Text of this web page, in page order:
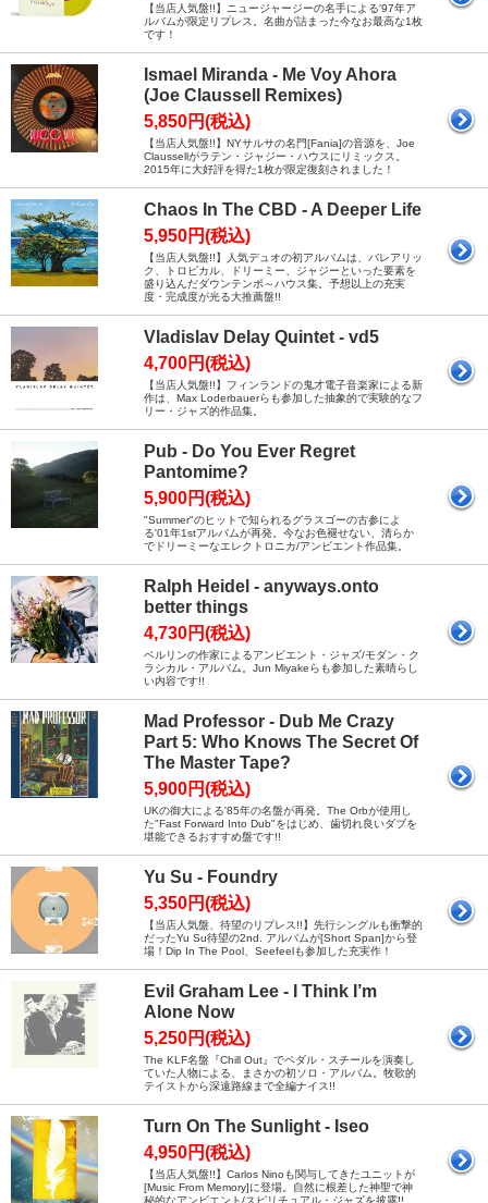
【当店人気盤!!】ニュージャージーの名手による'97年ア
ルバムが限定リプレス。名曲が詰まった今なお最高な1枚
です！
Ismael Miranda - Me Voy Ahora
(Joe Claussell Remixes)
5,850円(税込)
【当店人気盤!!】NYサルサの名門[Fania]の音源を、Joe
Claussellがラテン・ジャジー・ハウスにリミックス。
2015年に大好評を得た1枚が限定復刻されました！
Chaos In The CBD - A Deeper Life
5,950円(税込)
【当店人気盤!!】人気デュオの初アルバムは、バレアリッ
ク、トロピカル、ドリーミー、ジャジーといった要素を
盛り込んだダウンテンポ～ハウス集。予想以上の充実
度・完成度が光る大推薦盤!!
Vladislav Delay Quintet - vd5
4,700円(税込)
【当店人気盤!!】フィンランドの鬼才電子音楽家による新
作は、Max Loderbauerらも参加した抽象的で実験的なフ
リー・ジャズ的作品集。
Pub - Do You Ever Regret
Pantomime?
5,900円(税込)
"Summer"のヒットで知られるグラスゴーの古参によ
る'01年1stアルバムが再発。今なお色褪せない、清らか
でドリーミーなエレクトロニカ/アンビエント作品集。
Ralph Heidel - anyways.onto
better things
4,730円(税込)
ベルリンの作家によるアンビエント・ジャズ/モダン・ク
ラシカル・アルバム。Jun Miyakeらも参加した素晴らし
い内容です!!
Mad Professor - Dub Me Crazy
Part 5: Who Knows The Secret Of
The Master Tape?
5,900円(税込)
UKの御大による'85年の名盤が再発。The Orbが使用し
た"Fast Forward Into Dub"をはじめ、歯切れ良いダブを
堪能できるおすすめ盤です!!
Yu Su - Foundry
5,350円(税込)
【当店人気盤、待望のリプレス!!】先行シングルも衝撃的
だったYu Su待望の2nd. アルバムが[Short Span]から登
場！Dip In The Pool、Seefeelも参加した充実作！
Evil Graham Lee - I Think I’m
Alone Now
5,250円(税込)
The KLF名盤『Chill Out』でペダル・スチールを演奏し
ていた人物による、まさかの初ソロ・アルバム。牧歌的
テイストから深遠路線まで全編ナイス!!
Turn On The Sunlight - Iseo
4,950円(税込)
【当店人気盤!!】Carlos Ninoも関与してきたユニットが
[Music From Memory]に登場。自然に根差した神聖で神
秘的なアンビエント/スピリチュアル・ジャズを披露!!